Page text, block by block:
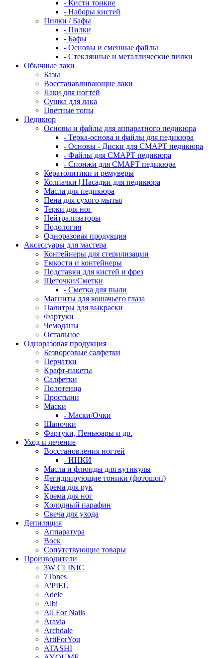
- Кисти тонкие
- Наборы кистей
Пилки / Бафы
- Пилки
- Бафы
- Основы и сменные файлы
- Стеклянные и металлические пилки
Обычные лаки
Базы
Восстанавливающие лаки
Лаки для ногтей
Сушка для лака
Цветные топы
Педикюр
Основы и файлы для аппаратного педикюра
- Терка-основа и файлы для педикюра
- Основы - Диски для СМАРТ педикюра
- Файлы для СМАРТ педикюра
- Спонжи для СМАРТ педикюра
Кератолитики и ремуверы
Колпачки | Насадки для педикюра
Масла для педикюра
Пена для сухого мытья
Терки для ног
Нейтрализаторы
Подология
Одноразовая продукция
Аксессуары для мастера
Контейнеры для стерилизации
Емкости и контейнеры
Подставки для кистей и фрез
Щеточки/Сметки
- Сметка для пыли
Магниты для кошачьего глаза
Палитры для выкраски
Фартуки
Чемоданы
Остальное
Одноразовая продукция
Безворсовые салфетки
Перчатки
Крафт-пакеты
Салфетки
Полотенца
Простыни
Маски
- Маски/Очки
Шапочки
Фартуки, Пеньюары и др.
Уход и лечение
Восстановления ногтей
- ИНКИ
Масла и флюиды для кутикулы
Дегидрирующие тоники (фотошоп)
Крема для рук
Крема для ног
Холодный парафин
Свеча для ухода
Депиляция
Аппаратура
Воск
Сопутствующие товары
Производители
3W CLINIC
7Tones
A'PIEU
Adele
Albi
All For Nails
Aravia
Archdale
ArtiForYou
ATASHI